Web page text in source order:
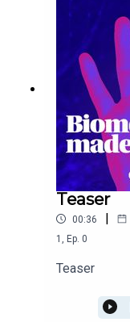
Teaser
00:36 |
1
Ep. 0
Teaser